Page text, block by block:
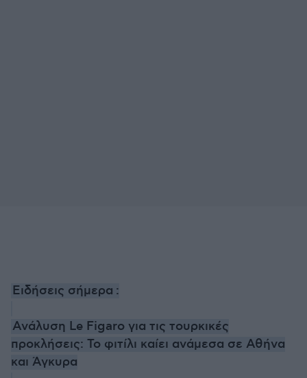
Ειδήσεις σήμερα :
Ανάλυση Le Figaro για τις τουρκικές
προκλήσεις: Το φιτίλι καίει ανάμεσα σε Αθήνα
και Άγκυρα